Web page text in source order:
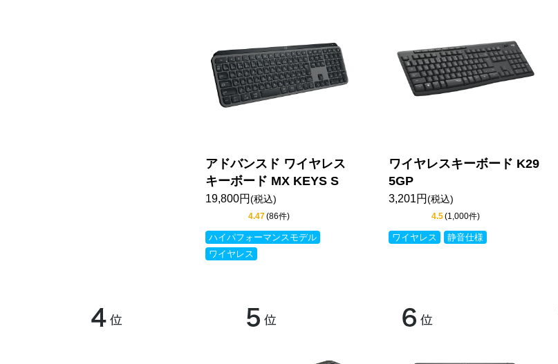
アドバンスド ワイヤレス
キーボード MX KEYS S
19,800円(税込)
4.47(86件)
ハイパフォーマンスモデル
ワイヤレス
ワイヤレスキーボード K29
5GP
3,201円(税込)
4.5(1,000件)
ワイヤレス 静音仕様